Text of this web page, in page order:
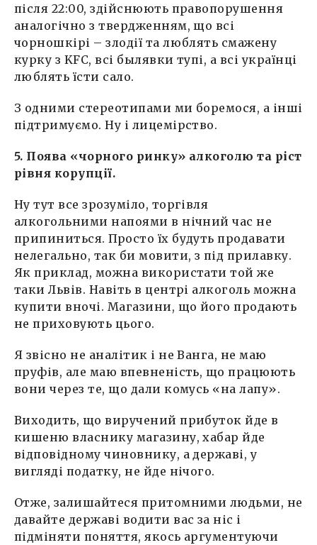
після 22:00, здійснюють правопорушення
аналогічно з твердженням, що всі
чорношкірі – злодії та люблять смажену
курку з KFC, всі былявки тупі, а всі українці
люблять їсти сало.
З одними стереотипами ми боремося, а інші
підтримуємо. Ну і лицемірство.
5. Поява «чорного ринку» алкоголю та ріст
рівня корупції.
Ну тут все зрозуміло, торгівля
алкогольними напоями в нічний час не
припиниться. Просто їх будуть продавати
нелегально, так би мовити, з під прилавку.
Як приклад, можна використати той же
таки Львів. Навіть в центрі алкоголь можна
купити вночі. Магазини, що його продають
не приховують цього.
Я звісно не аналітик і не Ванга, не маю
пруфів, але маю впевненість, що працюють
вони через те, що дали комусь «на лапу».
Виходить, що виручений прибуток йде в
кишеню власнику магазину, хабар йде
відповідному чиновнику, а державі, у
вигляді податку, не йде нічого.
Отже, залишайтеся притомними людьми, не
давайте державі водити вас за ніс і
підміняти поняття, якось аргументуючи